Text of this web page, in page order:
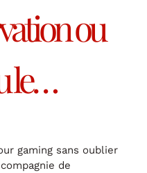
ou
le…
gaming sans oublier
de